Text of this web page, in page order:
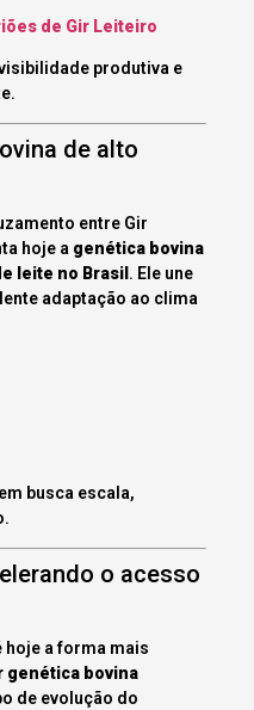
de Gir Leiteiro
produtiva e
de alto
entre Gir
hoje a genética bovina
leite no Brasil . Ele une
adaptação ao clima
busca escala,
o acesso
hoje a forma mais
genética bovina
de evolução do